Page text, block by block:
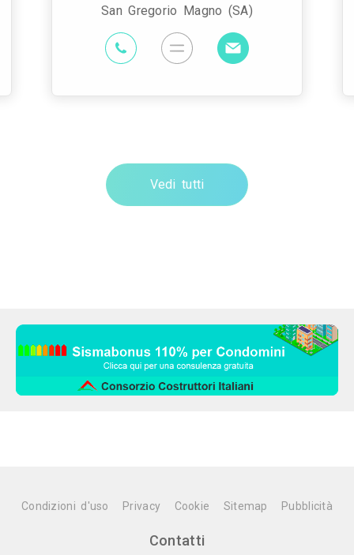
San Gregorio Magno (SA)
Vedi tutti
Condizioni d'uso Privacy Cookie Sitemap Pubblicità
Contatti